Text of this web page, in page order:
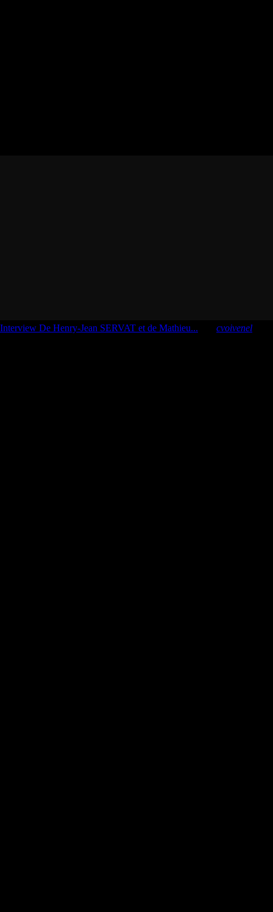
Interview De Henry-Jean SERVAT et de Mathieu... cvoivenel